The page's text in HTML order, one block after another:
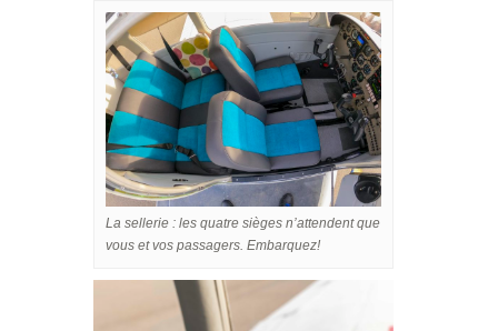
La sellerie : les quatre sièges n’attendent que
vous et vos passagers. Embarquez!